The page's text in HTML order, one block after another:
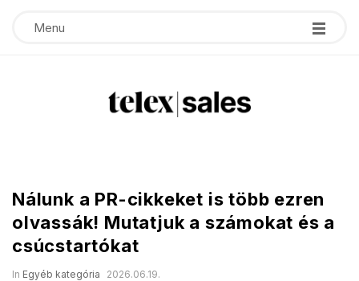
Menu
l
e
Nálunk a PR-cikkeket is több ezren
olvassák! Mutatjuk a számokat és a
csúcstartókat
In Egyéb kategória 2026.06.19.